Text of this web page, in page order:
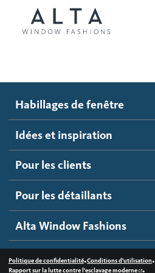
Stores automatisés
Stores alvéolés
Stores à enrouleur
Stores à bandes
Stores translucides
Stores en bois
Idées et inspiration
Blogue
Galerie d'inspiration
Comment ça marche
Devenir un détaillant
Accès détaillant
Contactez-nous
Habillages de fenêtre
Idées et inspiration
Pour les clients
Pour les détaillants
Alta Window Fashions
Politique de confidentialité•Conditions d'utilisation•
Rapport sur la lutte contre l'esclavage moderne •